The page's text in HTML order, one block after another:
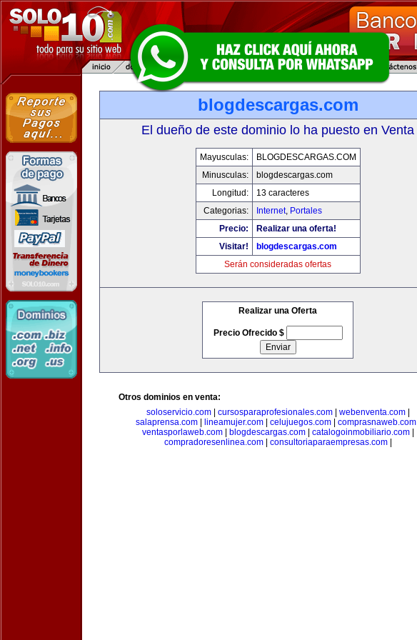
blogdescargas.com
El dueño de este dominio lo ha puesto en Venta
Mayusculas:
BLOGDESCARGAS.COM
Minusculas:
blogdescargas.com
Longitud:
13 caracteres
Categorias:
Internet, Portales
Precio:
Realizar una oferta!
Visitar!
blogdescargas.com
Serán consideradas ofertas
Realizar una Oferta
Precio Ofrecido $
Otros dominios en venta:
soloservicio.com| cursosparaprofesionales.com| webenventa.com|
salaprensa.com| lineamujer.com| celujuegos.com| comprasnaweb.com|
ventasporlaweb.com| blogdescargas.com| catalogoinmobiliario.com|
compradoresenlinea.com| consultoriaparaempresas.com|